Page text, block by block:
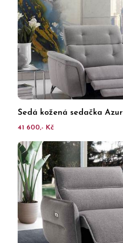
Šedá kožená sedačka Azur
41 600,- Kč